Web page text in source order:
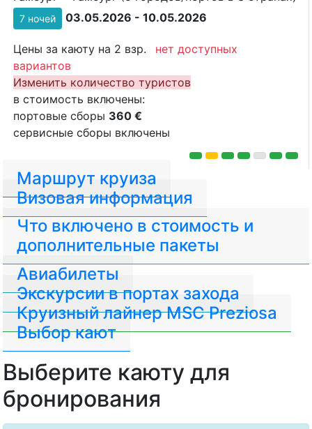
7 ночей 03.05.2026 - 10.05.2026
Цены за каюту на 2 взр.
нет доступных
вариантов
Изменить количество туристов
в стоимость включены:
портовые сборы 360 €
сервисные сборы включены
Маршрут круиза
Визовая информация
Авиабилеты
Что включено в стоимость и
дополнительные пакеты
Экскурсии в портах захода
Круизный лайнер MSC Preziosa
Выбор кают
Выберите каюту для
бронирования